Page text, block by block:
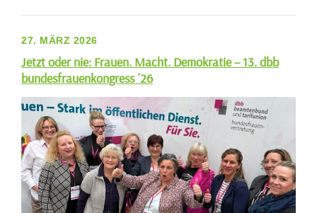
27. MÄRZ 2026
Jetzt oder nie: Frauen. Macht. Demokratie – 13. dbb
bundesfrauenkongress ´26